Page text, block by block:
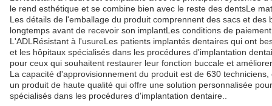
le rend esthétique et se combine bien avec le reste des dentsLe
Les détails de l'emballage du produit comprennent des sacs et
longtemps avant de recevoir son implantLes conditions de
L'ADL Résistant à l'usureLes patients implantés dentaires qui ont
et les hôpitaux spécialisés dans les procédures d'implantation
pour ceux qui souhaitent restaurer leur fonction buccale et
La capacité d'approvisionnement du produit est de 630
un produit de haute qualité qui offre une solution personnalisée
spécialisés dans les procédures d'implantation dentaire..